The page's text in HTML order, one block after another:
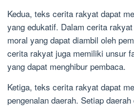
Kedua, teks cerita rakyat dapat
yang edukatif. Dalam cerita
moral yang dapat diambil oleh
cerita rakyat juga memiliki unsur
yang dapat menghibur pembaca.
Ketiga, teks cerita rakyat dapat
pengenalan daerah. Setiap